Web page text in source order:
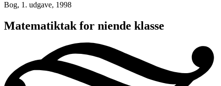
Bog, 1. udgave, 1998
Matematiktak for niende klasse